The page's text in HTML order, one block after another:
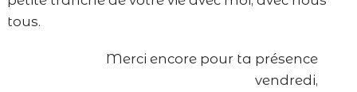
tous.
Merci encore pour ta présence
vendredi,